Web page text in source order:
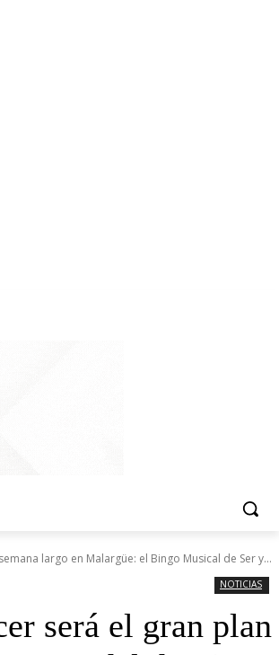
largo en Malargüe: el Bingo Musical de Ser y...
NOTICIAS
será el gran plan